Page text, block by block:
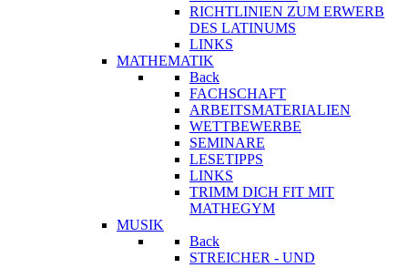
RICHTLINIEN ZUM ERWERB
DES LATINUMS
LINKS
MATHEMATIK
Back
FACHSCHAFT
ARBEITSMATERIALIEN
WETTBEWERBE
SEMINARE
LESETIPPS
LINKS
TRIMM DICH FIT MIT
MATHEGYM
MUSIK
Back
STREICHER - UND